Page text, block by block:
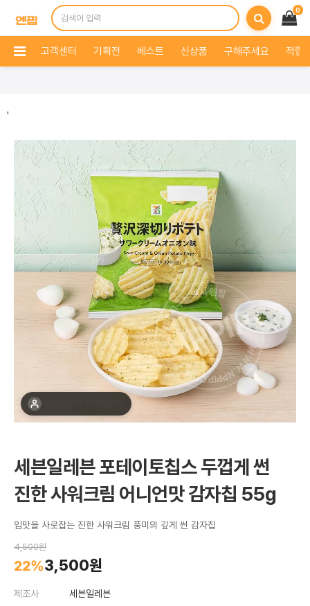
0
고객센터 기획전 베스트 신상품 구해주세요 적립
'
세븐일레븐 포테이토칩스 두껍게 썬
진한 사워크림 어니언맛 감자칩 55g
입맛을 사로잡는 진한 사워크림 풍미의 깊게 썬 감자칩
4,500원
22%3,500원
제조사
세븐일레븐